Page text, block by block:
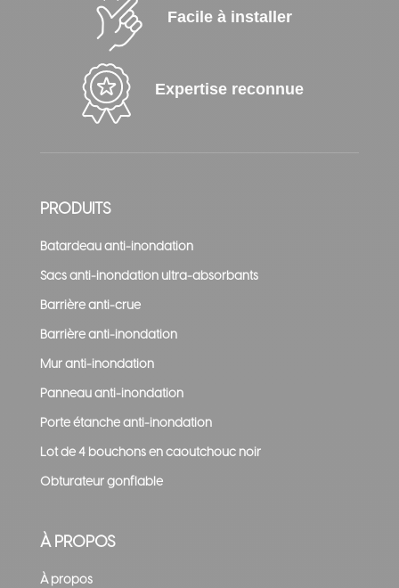
Facile à installer
Expertise reconnue
PRODUITS
Batardeau anti-inondation
Sacs anti-inondation ultra-absorbants
Barrière anti-crue
Barrière anti-inondation
Mur anti-inondation
Panneau anti-inondation
Porte étanche anti-inondation
Lot de 4 bouchons en caoutchouc noir
Obturateur gonflable
À PROPOS
À propos